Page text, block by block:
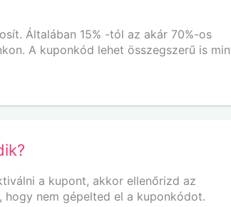
Általában 15% -tól az akár 70%-os
A kuponkód lehet összegszerű is
a kupont, akkor ellenőrizd az
hogy nem gépelted el a kuponkódot.